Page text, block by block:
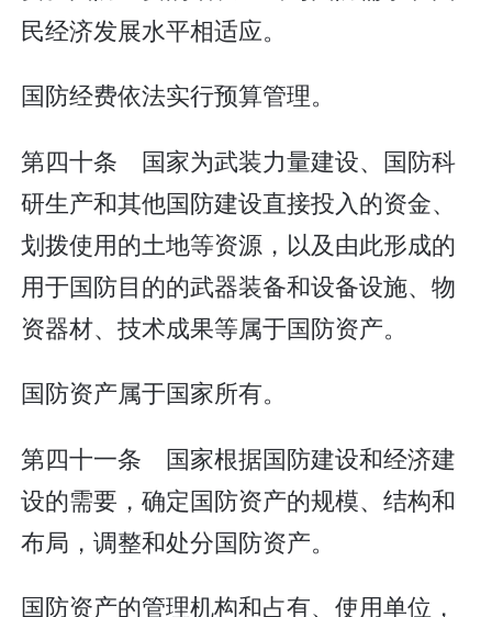
民经济发展水平相适应。
国防经费依法实行预算管理。
第四十条 国家为武装力量建设、国防科
研生产和其他国防建设直接投入的资金、
划拨使用的土地等资源，以及由此形成的
用于国防目的的武器装备和设备设施、物
资器材、技术成果等属于国防资产。
国防资产属于国家所有。
第四十一条 国家根据国防建设和经济建
设的需要，确定国防资产的规模、结构和
布局，调整和处分国防资产。
国防资产的管理机构和占有、使用单位，